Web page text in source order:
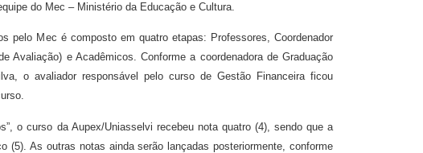
do Mec – Ministério da Educação e Cultura.
pelo Mec é composto em quatro etapas: Professores, Coordenador
Avaliação) e Acadêmicos. Conforme a coordenadora de Graduação
o avaliador responsável pelo curso de Gestão Financeira ficou
o curso da Aupex/Uniasselvi recebeu nota quatro (4), sendo que a
(5). As outras notas ainda serão lançadas posteriormente, conforme